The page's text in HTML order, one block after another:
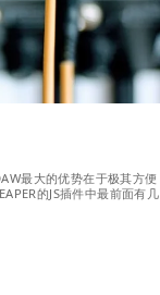
最大的优势在于极其方便
的JS插件中最前面有几